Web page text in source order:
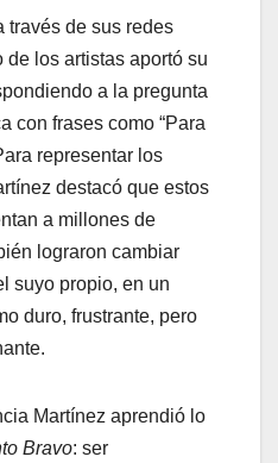
través de sus redes
los artistas aportó su
a la pregunta
con frases como “Para
representar los
destacó que estos
a millones de
lograron cambiar
suyo propio, en un
duro, frustrante, pero
Martínez aprendió lo
Bravo: ser